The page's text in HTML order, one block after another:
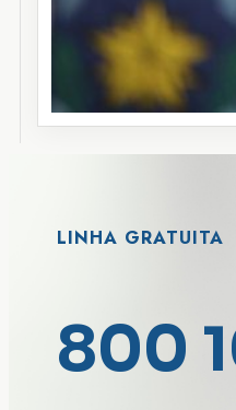
LINHA GRATUITA
800